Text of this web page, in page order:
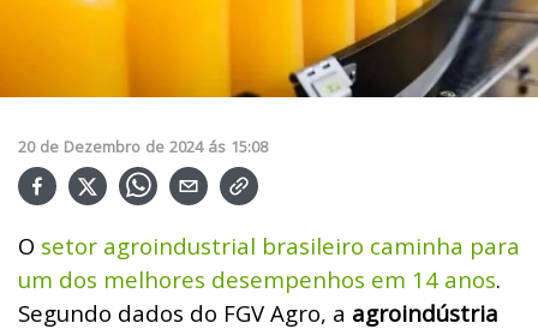
20 de Dezembro de 2024 ás 15:08
O setor agroindustrial brasileiro caminha para
um dos melhores desempenhos em 14 anos.
Segundo dados do FGV Agro, a agroindústria